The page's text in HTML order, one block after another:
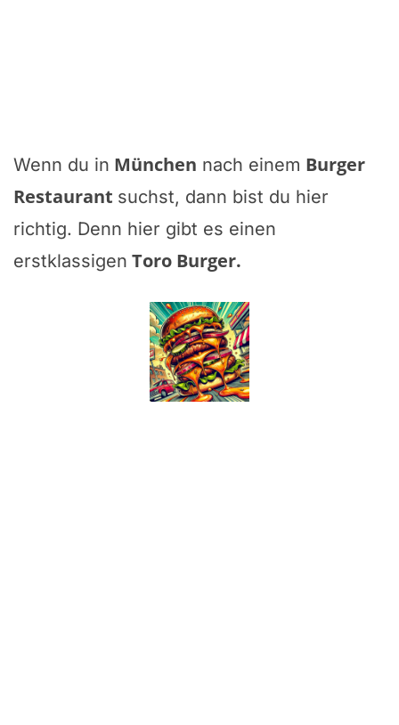
Wenn du in München nach einem Burger
Restaurant suchst, dann bist du hier
richtig. Denn hier gibt es einen
erstklassigen Toro Burger.